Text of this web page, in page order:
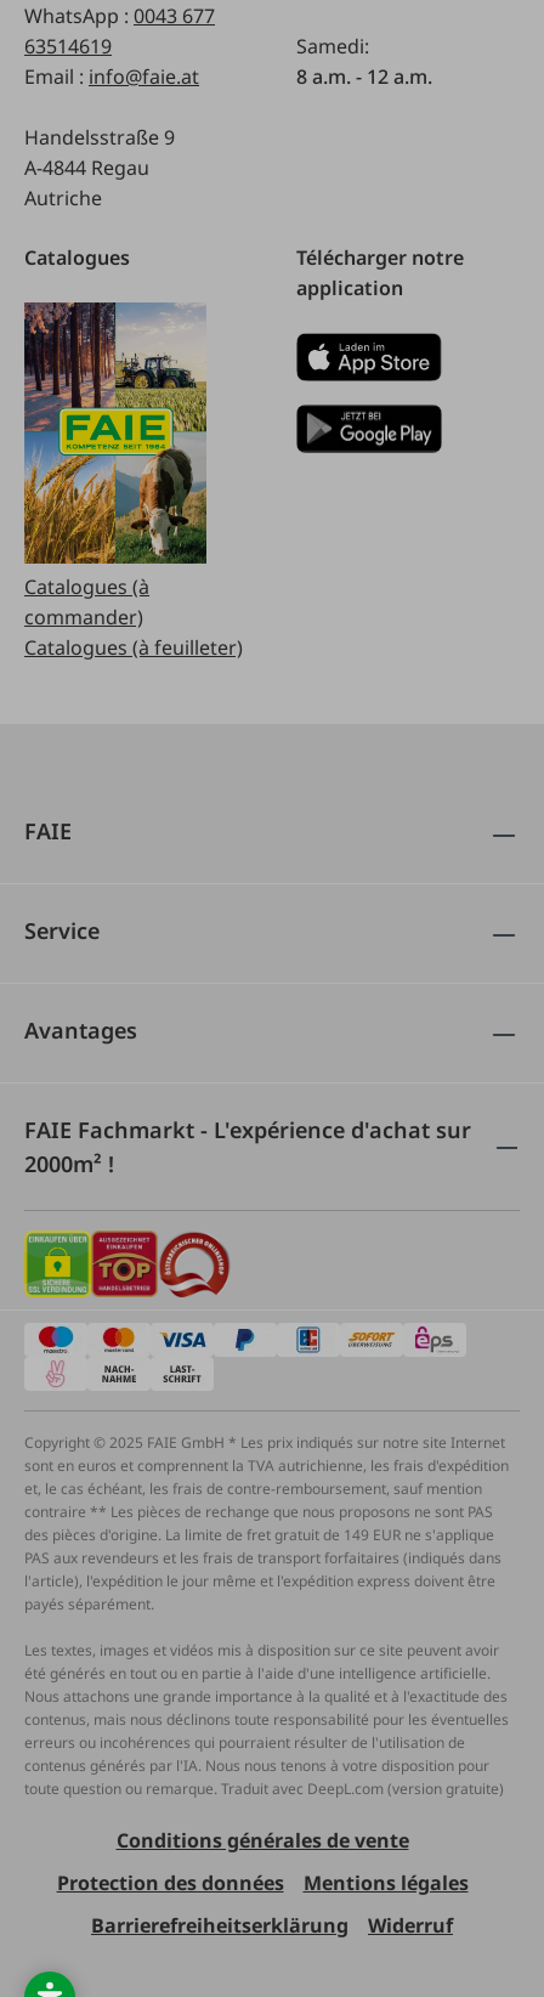
WhatsApp : 0043 677
63514619
Email : info@faie.at
Handelsstraße 9
A-4844 Regau
Autriche
Samedi:
8 a.m. - 12 a.m.
Catalogues
Catalogues (à
commander)
Catalogues (à feuilleter)
Télécharger notre
application
FAIE
Service
Avantages
FAIE Fachmarkt - L'expérience d'achat sur
2000m² !
Copyright © 2025 FAIE GmbH * Les prix indiqués sur notre site Internet
sont en euros et comprennent la TVA autrichienne, les frais d'expédition
et, le cas échéant, les frais de contre-remboursement, sauf mention
contraire ** Les pièces de rechange que nous proposons ne sont PAS
des pièces d'origine. La limite de fret gratuit de 149 EUR ne s'applique
PAS aux revendeurs et les frais de transport forfaitaires (indiqués dans
l'article), l'expédition le jour même et l'expédition express doivent être
payés séparément.
Les textes, images et vidéos mis à disposition sur ce site peuvent avoir
été générés en tout ou en partie à l'aide d'une intelligence artificielle.
Nous attachons une grande importance à la qualité et à l'exactitude des
contenus, mais nous déclinons toute responsabilité pour les éventuelles
erreurs ou incohérences qui pourraient résulter de l'utilisation de
contenus générés par l'IA. Nous nous tenons à votre disposition pour
toute question ou remarque. Traduit avec DeepL.com (version gratuite)
Conditions générales de vente
Protection des données
Mentions légales
Barrierefreiheitserklärung
Widerruf